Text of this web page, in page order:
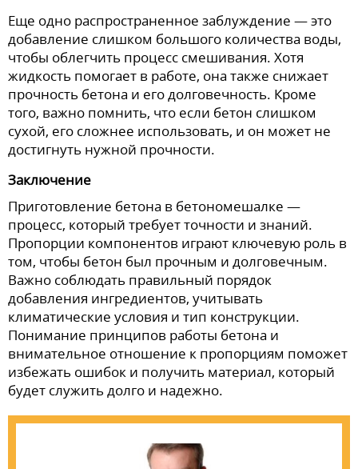
Еще одно распространенное заблуждение — это
добавление слишком большого количества воды,
чтобы облегчить процесс смешивания. Хотя
жидкость помогает в работе, она также снижает
прочность бетона и его долговечность. Кроме
того, важно помнить, что если бетон слишком
сухой, его сложнее использовать, и он может не
достигнуть нужной прочности.
Заключение
Приготовление бетона в бетономешалке —
процесс, который требует точности и знаний.
Пропорции компонентов играют ключевую роль в
том, чтобы бетон был прочным и долговечным.
Важно соблюдать правильный порядок
добавления ингредиентов, учитывать
климатические условия и тип конструкции.
Понимание принципов работы бетона и
внимательное отношение к пропорциям поможет
избежать ошибок и получить материал, который
будет служить долго и надежно.